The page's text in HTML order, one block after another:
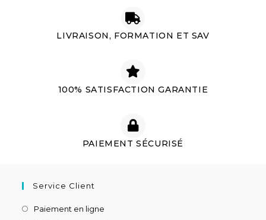
LIVRAISON, FORMATION ET SAV
100% SATISFACTION GARANTIE
PAIEMENT SÉCURISÉ
Service Client
Paiement en ligne